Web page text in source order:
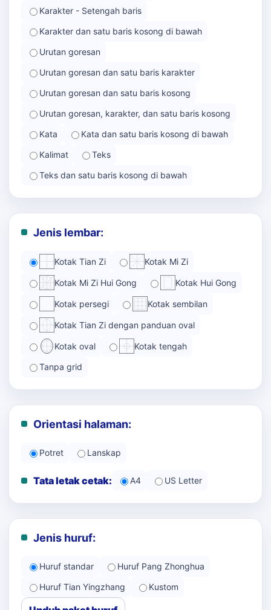
Karakter - Setengah baris
Karakter dan satu baris kosong di bawah
Urutan goresan
Urutan goresan dan satu baris karakter
Urutan goresan dan satu baris kosong
Urutan goresan, karakter, dan satu baris kosong
Kata
Kata dan satu baris kosong di bawah
Kalimat
Teks
Teks dan satu baris kosong di bawah
Jenis lembar:
Kotak Tian Zi Kotak Mi Zi
Kotak Mi Zi Hui Gong Kotak Hui Gong
Kotak persegi Kotak sembilan
Kotak Tian Zi dengan panduan oval
Kotak oval Kotak tengah
Tanpa grid
Orientasi halaman:
Potret Lanskap
Tata letak cetak: A4 US Letter
Jenis huruf:
Huruf standar
Huruf Pang Zhonghua
Huruf Tian Yingzhang
Kustom